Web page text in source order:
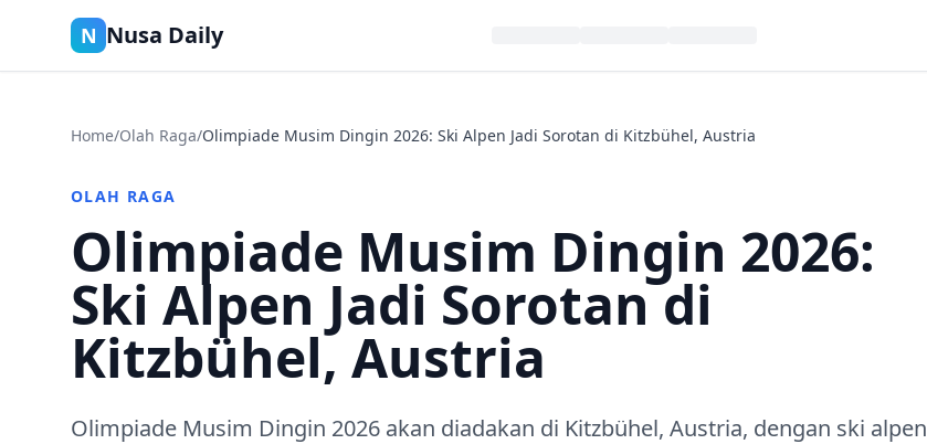
N Nusa Daily
Home/Olah Raga/Olimpiade Musim Dingin 2026: Ski Alpen Jadi Sorotan di Kitzbühel, Austria
OLAH RAGA
Olimpiade Musim Dingin 2026:
Ski Alpen Jadi Sorotan di
Kitzbühel, Austria
Olimpiade Musim Dingin 2026 akan diadakan di Kitzbühel, Austria, dengan ski alpen